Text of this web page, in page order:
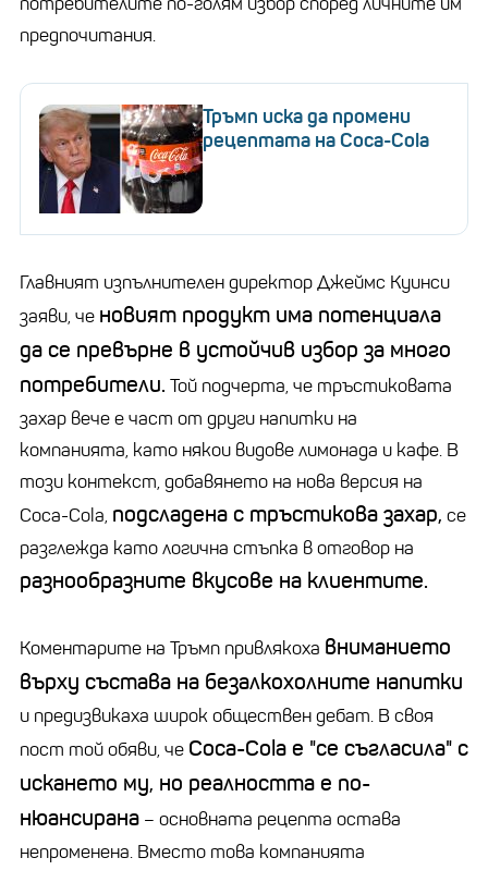
предпочитания.
Тръмп иска да промени
рецептата на Coca-Cola
Главният изпълнителен директор Джеймс Куинси
заяви, че новият продукт има потенциала
да се превърне в устойчив избор за много
потребители. Той подчерта, че тръстиковата
захар вече е част от други напитки на
компанията, като някои видове лимонада и кафе. В
този контекст, добавянето на нова версия на
Coca-Cola, подсладена с тръстикова захар, се
разглежда като логична стъпка в отговор на
разнообразните вкусове на клиентите.
Коментарите на Тръмп привлякоха вниманието
върху състава на безалкохолните напитки
и предизвикаха широк обществен дебат. В своя
пост той обяви, че Coca-Cola е "се съгласила" с
искането му, но реалността е по-
нюансирана – основната рецепта остава
непроменена. Вместо това компанията